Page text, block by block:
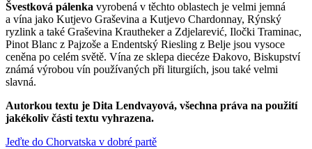
Švestková pálenka vyrobená v těchto oblastech je velmi jemná
a vína jako Kutjevo Graševina a Kutjevo Chardonnay, Rýnský
ryzlink a také Graševina Krautheker a Zdjelarević, Iločki Traminac,
Pinot Blanc z Pajzoše a Endentský Riesling z Belje jsou vysoce
ceněna po celém světě. Vína ze sklepa diecéze Đakovo, Biskupství
známá výrobou vín používaných při liturgiích, jsou také velmi
slavná.
Autorkou textu je Dita Lendvayová, všechna práva na použití
jakékoliv části textu vyhrazena.
Jeďte do Chorvatska v dobré partě